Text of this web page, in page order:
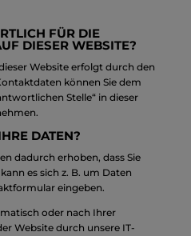
FÜR DIE
DIESER WEBSITE?
Website erfolgt durch den
können Sie dem
Stelle“ in dieser
DATEN?
dadurch erhoben, dass Sie
es sich z. B. um Daten
eingeben.
oder nach Ihrer
Website durch unsere IT-